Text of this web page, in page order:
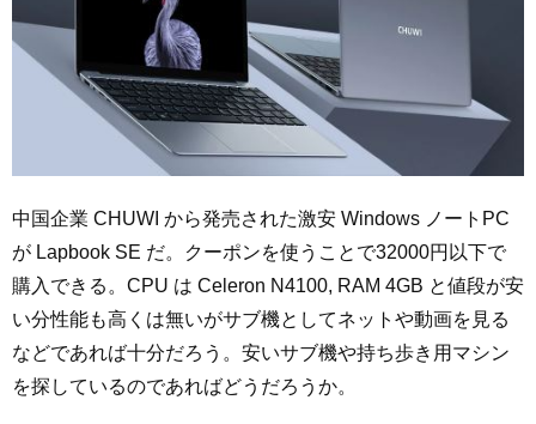
中国企業 CHUWI から発売された激安 Windows ノートPC
が Lapbook SE だ。クーポンを使うことで32000円以下で
購入できる。CPU は Celeron N4100, RAM 4GB と値段が安
い分性能も高くは無いがサブ機としてネットや動画を見る
などであれば十分だろう。安いサブ機や持ち歩き用マシン
を探しているのであればどうだろうか。